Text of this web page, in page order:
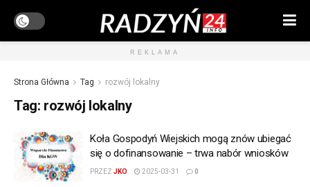
REKLAMA
Strona Główna Tag rozwój lokalny
Tag: rozwój lokalny
Koła Gospodyń Wiejskich mogą znów ubiegać
się o dofinansowanie – trwa nabór wniosków
PRZEZ JKO 2025-03-31 0